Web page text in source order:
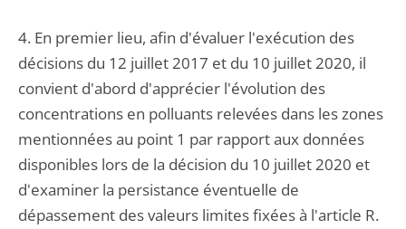
4. En premier lieu, afin d'évaluer l'exécution des
décisions du 12 juillet 2017 et du 10 juillet 2020, il
convient d'abord d'apprécier l'évolution des
concentrations en polluants relevées dans les zones
mentionnées au point 1 par rapport aux données
disponibles lors de la décision du 10 juillet 2020 et
d'examiner la persistance éventuelle de
dépassement des valeurs limites fixées à l'article R.